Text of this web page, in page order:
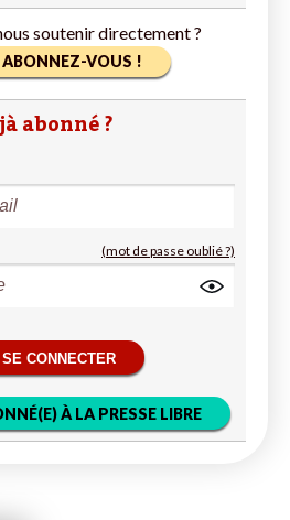
soutenir directement ?
ABONNEZ-VOUS !
abonné ?
(mot de passe oublié ?)
SE CONNECTER
À LA PRESSE LIBRE